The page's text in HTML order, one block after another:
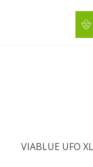
VIABLUE UFO